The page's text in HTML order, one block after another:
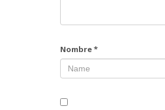
Nombre*